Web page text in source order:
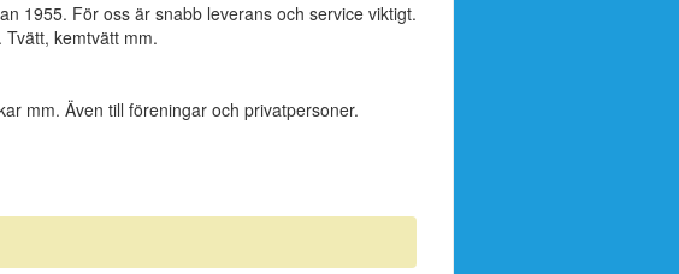
1955. För oss är snabb leverans och service viktigt.
kemtvätt mm.
mm. Även till föreningar och privatpersoner.